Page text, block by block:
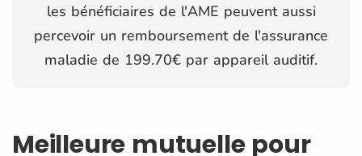
les bénéficiaires de l'AME peuvent aussi
percevoir un remboursement de l'assurance
maladie de 199.70€ par appareil auditif.
Meilleure mutuelle pour